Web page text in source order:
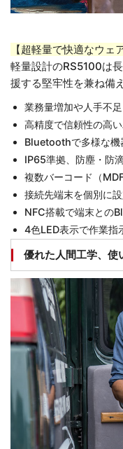
【超軽量で快適なウェ
軽量設計のRS5100は
援する堅牢性を兼ね備
業務量増加や人手不
高精度で信頼性の高
Bluetoothで多様な機
IP65準拠、防塵・防
複数バーコード（
接続先端末を個別に
NFC搭載で端末との
4色LED表示で作業指
優れた人間工学、使